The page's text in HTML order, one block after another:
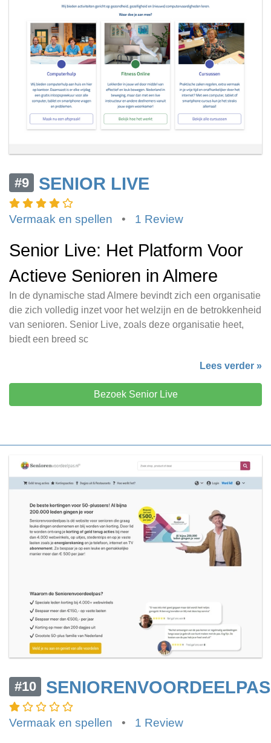
#9 SENIOR LIVE
Vermaak en spellen • 1 Review
Senior Live: Het Platform Voor
Actieve Senioren in Almere
In de dynamische stad Almere bevindt zich een organisatie
die zich volledig inzet voor het welzijn en de betrokkenheid
van senioren. Senior Live, zoals deze organisatie heet,
biedt een breed sc
Lees verder »
Bezoek Senior Live
#10 SENIORENVOORDEELPAS
Vermaak en spellen • 1 Review